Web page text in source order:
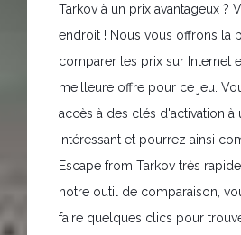
Tarkov à un prix avantageux ?
endroit ! Nous vous offrons la
comparer les prix sur Internet
meilleure offre pour ce jeu.
accès à des clés d'activation à
intéressant et pourrez ainsi
Escape from Tarkov très
notre outil de comparaison,
faire quelques clics pour